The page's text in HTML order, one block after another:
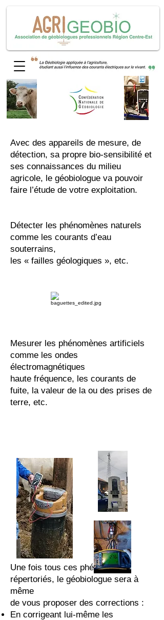
Avec des appareils de mesure, de
détection, sa propre bio-sensibilité et
ses connaissances du milieu
agricole, le géobiologue va pouvoir
faire l’étude de votre exploitation.
Détecter les phénomènes naturels
comme les courants d’eau
souterrains,
les « failles géologiques », etc.
Mesurer les phénomènes artificiels
comme les ondes
électromagnétiques
haute fréquence, les courants de
fuite, la valeur de la ou des prises de
terre, etc.
Une fois tous ces phénomènes
répertoriés, le géobiologue sera à
même
de vous proposer des corrections :
En corrigeant lui-même les